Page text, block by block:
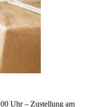
Uhr – Zustellung am